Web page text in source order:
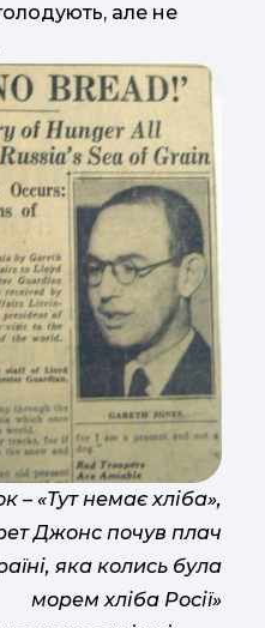
але не
– «Тут немає хліба»,
Джонс почув плач
яка колись була
морем хліба Росії»